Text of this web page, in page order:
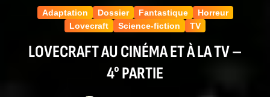
Adaptation Dossier Fantastique
Horreur
Lovecraft
Science-fiction TV
LOVECRAFT AU CINÉMA ET À LA TV –
4° PARTIE